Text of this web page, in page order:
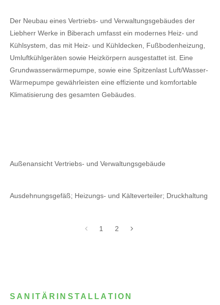
Der Neubau eines Vertriebs- und Verwaltungsgebäudes der
Liebherr Werke in Biberach umfasst ein modernes Heiz- und
Kühlsystem, das mit Heiz- und Kühldecken, Fußbodenheizung,
Umluftkühlgeräten sowie Heizkörpern ausgestattet ist. Eine
Grundwasserwärmepumpe, sowie eine Spitzenlast Luft/Wasser-
Wärmepumpe gewährleisten eine effiziente und komfortable
Klimatisierung des gesamten Gebäudes.
Außenansicht Vertriebs- und Verwaltungsgebäude
Ausdehnungsgefäß; Heizungs- und Kälteverteiler; Druckhaltung
1 2
SANITÄRINSTALLATION